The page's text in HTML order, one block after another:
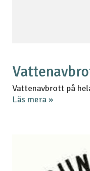
Vattenavbrott på
Läs mera »